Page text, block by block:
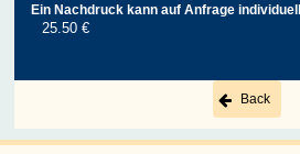
Ein Nachdruck kann auf Anfrage
25.50 €
Back